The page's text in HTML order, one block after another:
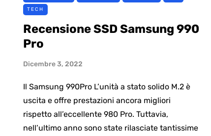
TECH
Recensione SSD Samsung 990
Pro
Dicembre 3, 2022
Il Samsung 990Pro L’unità a stato solido M.2 è
uscita e offre prestazioni ancora migliori
rispetto all’eccellente 980 Pro. Tuttavia,
nell’ultimo anno sono state rilasciate tantissime